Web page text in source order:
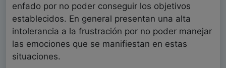
enfado por no poder conseguir los objetivos
establecidos. En general presentan una alta
intolerancia a la frustración por no poder manejar
las emociones que se manifiestan en estas
situaciones.